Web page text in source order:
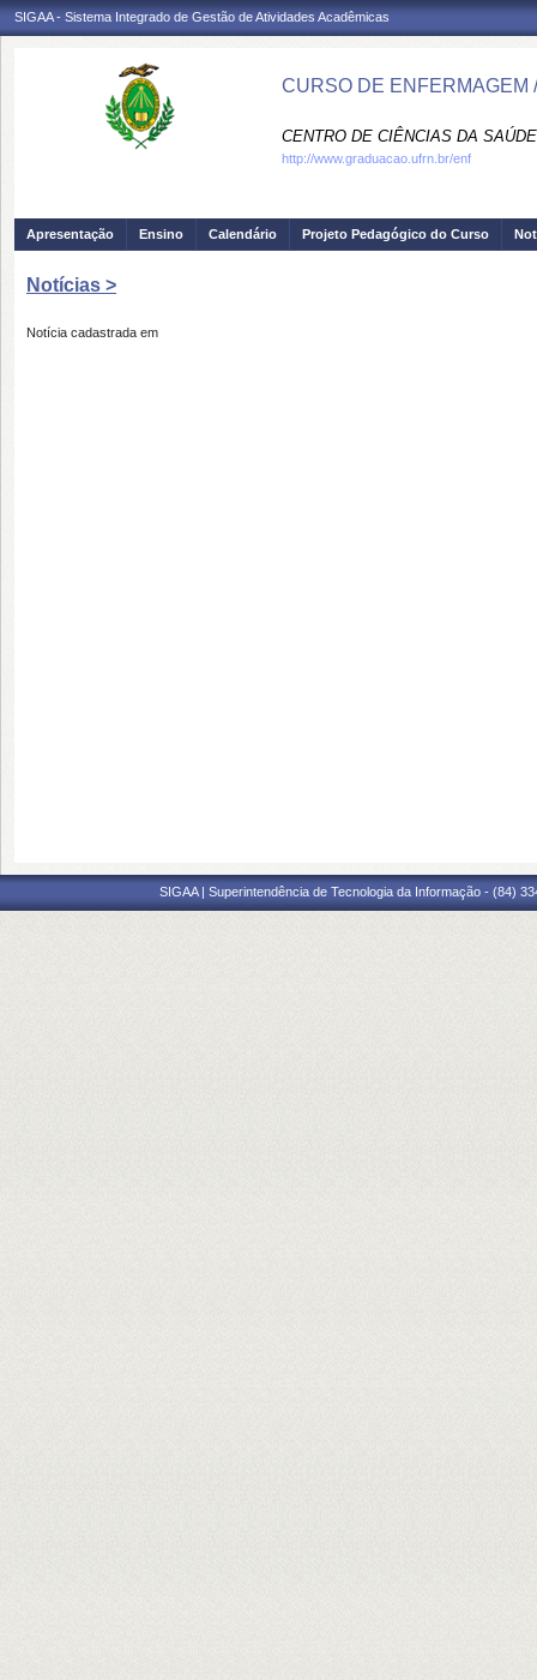
SIGAA - Sistema Integrado de Gestão de Atividades Acadêmicas
CURSO DE ENFERMAGEM
CENTRO DE CIÊNCIAS DA
http://www.graduacao.ufrn.br/enf
Apresentação Ensino Calendário Projeto Pedagógico do Curso
Notícias >
Notícia cadastrada em
SIGAA | Superintendência de Tecnologia da Informação - (84)